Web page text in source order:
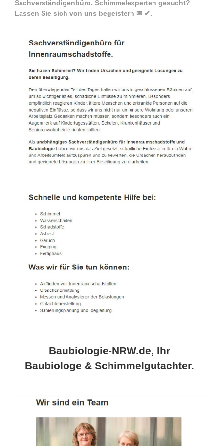
Sachverständigenbüro. Schimmelexperten gesucht?
Lassen Sie sich von uns begeistern ✉ ✔.
Baubiologie-NRW.de, Ihr
Baubiologe & Schimmelgutachter.